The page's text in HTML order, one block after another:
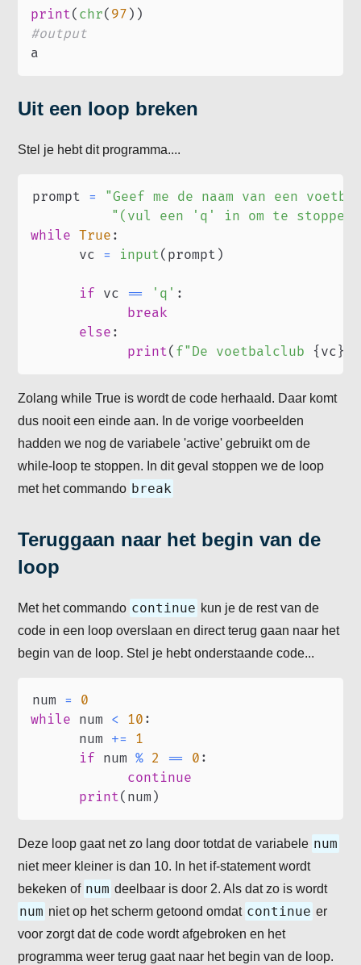
print( chr( 97 ) )
#output
a
Uit een loop breken
Stel je hebt dit programma....
prompt =
"Geef me de naam van een
"(vul een 'q' in om te
while True :
      vc
= input( prompt )
if vc == 'q' :
break
else :
print( f"De voetbalclub { vc }
Zolang while True is wordt de code herhaald. Daar komt
dus nooit een einde aan. In de vorige voorbeelden
hadden we nog de variabele 'active' gebruikt om de
while-loop te stoppen. In dit geval stoppen we de loop
met het commando break
Teruggaan naar het begin van de
loop
Met het commando continue kun je de rest van de
code in een loop overslaan en direct terug gaan naar het
begin van de loop. Stel je hebt onderstaande code...
num =
0
while num < 10 :
      num
+=
1
if num % 2 == 0 :
continue
print( num )
Deze loop gaat net zo lang door totdat de variabele num
niet meer kleiner is dan 10. In het if-statement wordt
bekeken of num deelbaar is door 2. Als dat zo is wordt
num niet op het scherm getoond omdat continue er
voor zorgt dat de code wordt afgebroken en het
programma weer terug gaat naar het begin van de loop.